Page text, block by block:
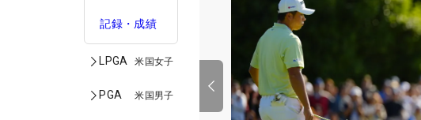
記録・成績
LPGA 米国女子
PGA 米国男子